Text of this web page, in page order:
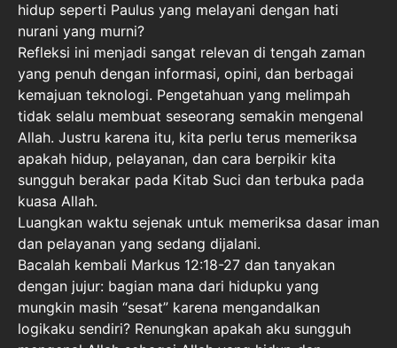
hidup seperti Paulus yang melayani dengan hati
nurani yang murni?
Refleksi ini menjadi sangat relevan di tengah zaman
yang penuh dengan informasi, opini, dan berbagai
kemajuan teknologi. Pengetahuan yang melimpah
tidak selalu membuat seseorang semakin mengenal
Allah. Justru karena itu, kita perlu terus memeriksa
apakah hidup, pelayanan, dan cara berpikir kita
sungguh berakar pada Kitab Suci dan terbuka pada
kuasa Allah.
Luangkan waktu sejenak untuk memeriksa dasar iman
dan pelayanan yang sedang dijalani.
Bacalah kembali Markus 12:18-27 dan tanyakan
dengan jujur: bagian mana dari hidupku yang
mungkin masih “sesat” karena mengandalkan
logikaku sendiri? Renungkan apakah aku sungguh